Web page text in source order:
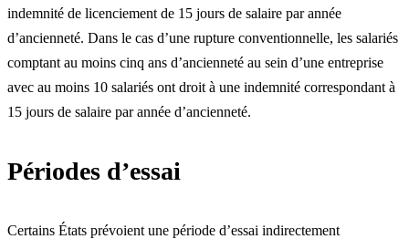
indemnité de licenciement de 15 jours de salaire par année
d’ancienneté. Dans le cas d’une rupture conventionnelle, les salariés
comptant au moins cinq ans d’ancienneté au sein d’une entreprise
avec au moins 10 salariés ont droit à une indemnité correspondant à
15 jours de salaire par année d’ancienneté.
Périodes d’essai
Certains États prévoient une période d’essai indirectement